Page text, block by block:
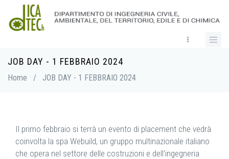
main
JOB DAY - 1 FEBBRAIO 2024
Breadcrumb
Home / JOB DAY - 1 FEBBRAIO 2024
Il primo febbraio si terrà un evento di placement che vedrà
coinvolta la spa Webuild, un gruppo multinazionale italiano
che opera nel settore delle costruzioni e dell'ingegneria